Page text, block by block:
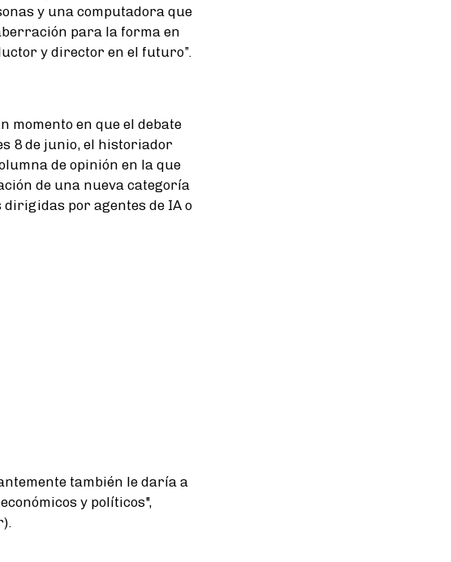
y una computadora que
para la forma en
y director en el futuro”.
momento en que el debate
8 de junio, el historiador
de opinión en la que
de una nueva categoría
por agentes de IA o
también le daría a
y políticos",